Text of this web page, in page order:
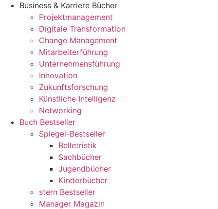
Business & Karriere Bücher
Projektmanagement
Digitale Transformation
Change Management
Mitarbeiterführung
Unternehmensführung
Innovation
Zukunftsforschung
Künstliche Intelligenz
Networking
Buch Bestseller
Spiegel-Bestseller
Belletristik
Sachbücher
Jugendbücher
Kinderbücher
stern Bestseller
Manager Magazin